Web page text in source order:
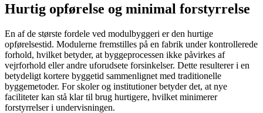
Hurtig opførelse og minimal forstyrrelse
En af de største fordele ved modulbyggeri er den hurtige
opførelsestid. Modulerne fremstilles på en fabrik under kontrollerede
forhold, hvilket betyder, at byggeprocessen ikke påvirkes af
vejrforhold eller andre uforudsete forsinkelser. Dette resulterer i en
betydeligt kortere byggetid sammenlignet med traditionelle
byggemetoder. For skoler og institutioner betyder det, at nye
faciliteter kan stå klar til brug hurtigere, hvilket minimerer
forstyrrelser i undervisningen.